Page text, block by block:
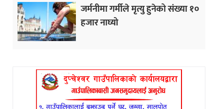
जर्मनीमा गर्मीले मृत्यु हुनेको संख्या १०
हजार नाघ्यो